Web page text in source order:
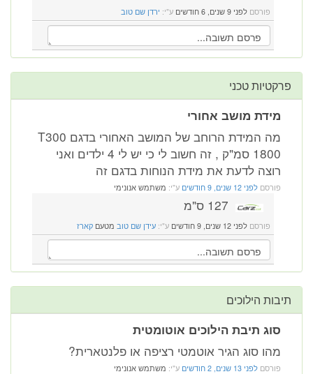
פורסם לפני 9 שנים, 6 חודשים ע"י: ירדן שם טוב
פרקטיות טכני
מידת מושב אחורי
מה המידת הרוחב של המושב האחורי בדגם T300
1800 סמ"ק , זה חשוב לי כי יש לי 4 ילדים ואני
רוצה לדעת את מידת הנוחות בדגם זה
פורסם לפני 12 שנים, 9 חודשים ע"י: משתמש אנונימי
127 ס"מ
פורסם לפני 12 שנים, 9 חודשים ע"י: עידן שם טוב מטעם קארז
תיבות הילוכים
סוג תיבת הילוכים אוטומטית
מהו סוג הגיר אוטמטי רציפה או פלנטארית?
פורסם לפני 13 שנים, 2 חודשים ע"י: משתמש אנונימי